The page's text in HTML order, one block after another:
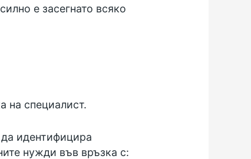
е засегнато всяко
на специалист.
идентифицира
нужди във връзка с: